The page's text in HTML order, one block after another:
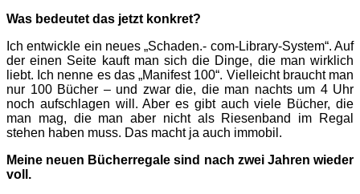
Was bedeutet das jetzt konkret?
Ich entwickle ein neues „Schaden.- com-Library-System“. Auf
der einen Seite kauft man sich die Dinge, die man wirklich
liebt. Ich nenne es das „Manifest 100“. Vielleicht braucht man
nur 100 Bücher – und zwar die, die man nachts um 4 Uhr
noch aufschlagen will. Aber es gibt auch viele Bücher, die
man mag, die man aber nicht als Riesenband im Regal
stehen haben muss. Das macht ja auch immobil.
Meine neuen Bücherregale sind nach zwei Jahren wieder
voll.